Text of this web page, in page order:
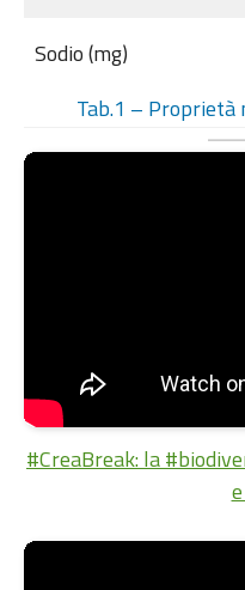
Sodio (mg)
Tab.1 –
#CreaBreak: la